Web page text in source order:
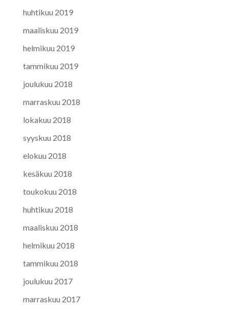
huhtikuu 2019
maaliskuu 2019
helmikuu 2019
tammikuu 2019
joulukuu 2018
marraskuu 2018
lokakuu 2018
syyskuu 2018
elokuu 2018
kesäkuu 2018
toukokuu 2018
huhtikuu 2018
maaliskuu 2018
helmikuu 2018
tammikuu 2018
joulukuu 2017
marraskuu 2017